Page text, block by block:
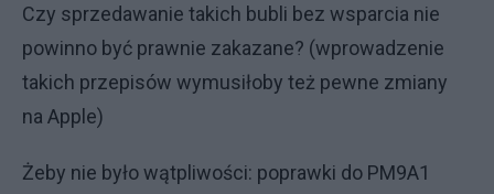
Czy sprzedawanie takich bubli bez wsparcia nie
powinno być prawnie zakazane? (wprowadzenie
takich przepisów wymusiłoby też pewne zmiany
na Apple)
Żeby nie było wątpliwości: poprawki do PM9A1